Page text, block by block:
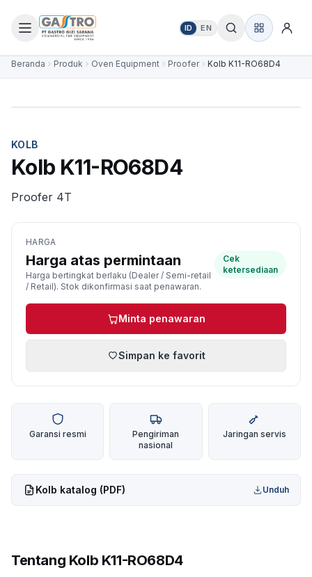
ID EN
Beranda Produk Oven Equipment Proofer Kolb K11-RO68D4
KOLB
Kolb K11-RO68D4
Proofer 4T
HARGA
Harga atas permintaan
Harga bertingkat berlaku (Dealer / Semi-retail
/ Retail). Stok dikonfirmasi saat penawaran.
Cek
ketersediaan
Minta penawaran
Simpan ke favorit
Garansi resmi
Pengiriman
nasional
Jaringan servis
Kolb katalog (PDF) Unduh
Tentang Kolb K11-RO68D4